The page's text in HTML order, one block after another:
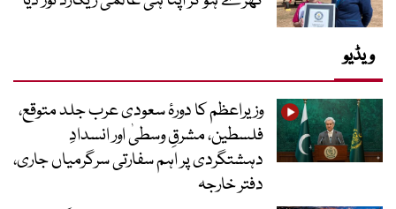
ویڈیو
وزیراعظم کا دورۂ سعودی عرب جلد متوقع،
فلسطین، مشرقِ وسطیٰ اور انسدادِ
دہشتگردی پر اہم سفارتی سرگرمیاں جاری،
دفتر خارجہ